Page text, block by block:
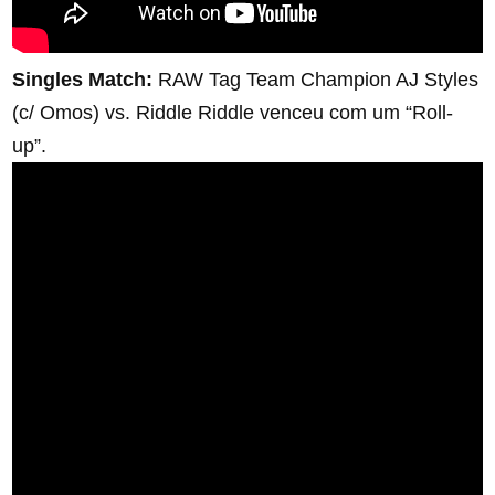
Singles Match: RAW Tag Team Champion AJ Styles
(c/ Omos) vs. Riddle Riddle venceu com um “Roll-
up”.